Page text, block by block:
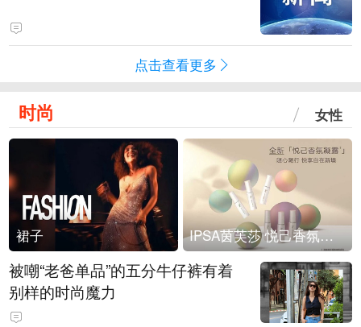
点击查看更多
时尚 女性
裙子 IPSA茵芙莎 悦己香氛凝露上市
被嘲“老爸单品”的五分牛仔裤有着
别样的时尚魔力